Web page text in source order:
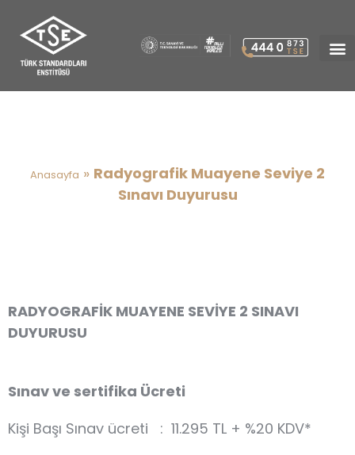
Anasayfa » Radyografik Muayene Seviye 2
Sınavı Duyurusu
RADYOGRAFİK MUAYENE SEVİYE 2 SINAVI
DUYURUSU
Sınav ve sertifika Ücreti
Kişi Başı Sınav ücreti : 11.295 TL + %20 KDV*